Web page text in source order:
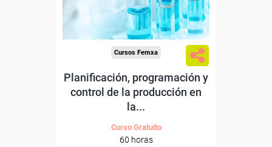
-Industria Química.
Cursos Femxa
Planificación, programación y
control de la producción en
la...
Curso Gratuito
60 horas